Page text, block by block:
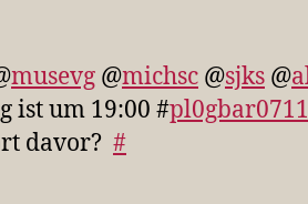
musevg @michsc @sjks @
ist um 19:00 #pl0gbar0711
davor? #